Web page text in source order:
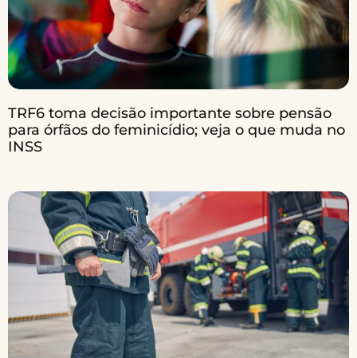
TRF6 toma decisão importante sobre pensão
para órfãos do feminicídio; veja o que muda no
INSS